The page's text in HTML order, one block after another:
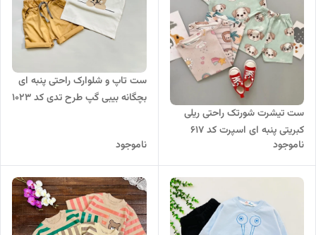
ست تیشرت شورتک راحتی ریلی
کبریتی پنبه ای اسپرت کد 617
ناموجود
ست تاپ و شلوارک راحتی پنبه ای
بچگانه بیبی گپ طرح تدی کد 1023
ناموجود